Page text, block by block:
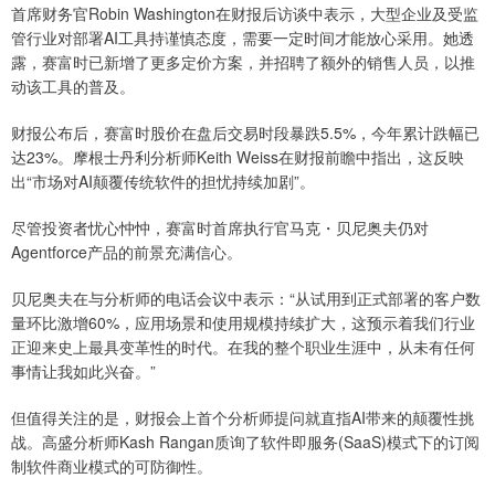
首席财务官Robin Washington在财报后访谈中表示，大型企业及受监
管行业对部署AI工具持谨慎态度，需要一定时间才能放心采用。她透
露，赛富时已新增了更多定价方案，并招聘了额外的销售人员，以推
动该工具的普及。
财报公布后，赛富时股价在盘后交易时段暴跌5.5%，今年累计跌幅已
达23%。摩根士丹利分析师Keith Weiss在财报前瞻中指出，这反映
出“市场对AI颠覆传统软件的担忧持续加剧”。
尽管投资者忧心忡忡，赛富时首席执行官马克・贝尼奥夫仍对
Agentforce产品的前景充满信心。
贝尼奥夫在与分析师的电话会议中表示：“从试用到正式部署的客户数
量环比激增60%，应用场景和使用规模持续扩大，这预示着我们行业
正迎来史上最具变革性的时代。在我的整个职业生涯中，从未有任何
事情让我如此兴奋。”
但值得关注的是，财报会上首个分析师提问就直指AI带来的颠覆性挑
战。高盛分析师Kash Rangan质询了软件即服务(SaaS)模式下的订阅
制软件商业模式的可防御性。